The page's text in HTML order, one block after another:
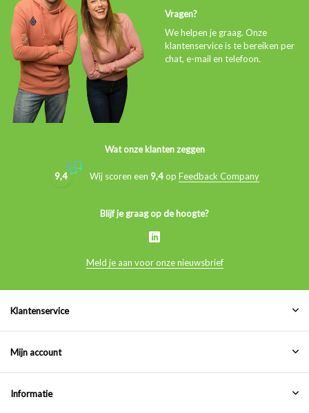
Vragen?
We helpen je graag. Onze
klantenservice is te bereiken per
chat, e-mail en telefoon.
Wat onze klanten zeggen
9,4 Wij scoren een 9,4op Feedback Company
Blijf je graag op de hoogte?
Meld je aan voor onze nieuwsbrief
Klantenservice
Mijn account
Informatie